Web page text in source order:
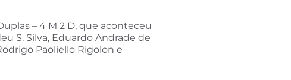
– 4 M 2 D, que aconteceu
S. Silva, Eduardo Andrade de
Paoliello Rigolon e